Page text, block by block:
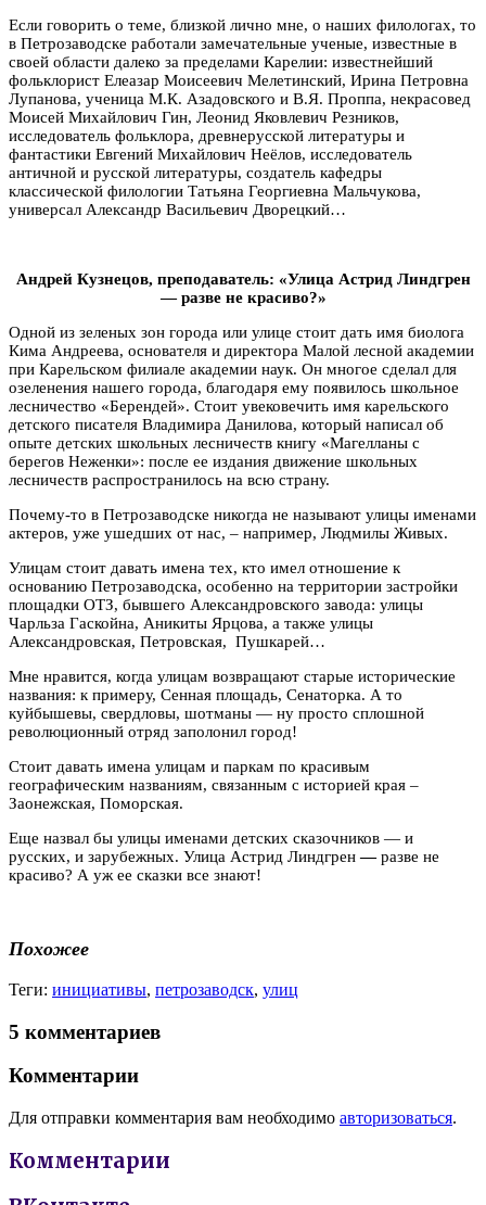
Если говорить о теме, близкой лично мне, о наших филологах, то
в Петрозаводске работали замечательные ученые, известные в
своей области далеко за пределами Карелии: известнейший
фольклорист Елеазар Моисеевич Мелетинский, Ирина Петровна
Лупанова, ученица М.К. Азадовского и В.Я. Проппа, некрасовед
Моисей Михайлович Гин, Леонид Яковлевич Резников,
исследователь фольклора, древнерусской литературы и
фантастики Евгений Михайлович Неёлов, исследователь
античной и русской литературы, создатель кафедры
классической филологии Татьяна Георгиевна Мальчукова,
универсал Александр Васильевич Дворецкий…
Андрей Кузнецов, преподаватель: «Улица Астрид Линдгрен
— разве не красиво?»
Одной из зеленых зон города или улице стоит дать имя биолога
Кима Андреева, основателя и директора Малой лесной академии
при Карельском филиале академии наук. Он многое сделал для
озеленения нашего города, благодаря ему появилось школьное
лесничество «Берендей». Стоит увековечить имя карельского
детского писателя Владимира Данилова, который написал об
опыте детских школьных лесничеств книгу «Магелланы с
берегов Неженки»: после ее издания движение школьных
лесничеств распространилось на всю страну.
Почему-то в Петрозаводске никогда не называют улицы именами
актеров, уже ушедших от нас, – например, Людмилы Живых.
Улицам стоит давать имена тех, кто имел отношение к
основанию Петрозаводска, особенно на территории застройки
площадки ОТЗ, бывшего Александровского завода: улицы
Чарльза Гаскойна, Аникиты Ярцова, а также улицы
Александровская, Петровская, Пушкарей…
Мне нравится, когда улицам возвращают старые исторические
названия: к примеру, Сенная площадь, Сенаторка. А то
куйбышевы, свердловы, шотманы — ну просто сплошной
революционный отряд заполонил город!
Стоит давать имена улицам и паркам по красивым
географическим названиям, связанным с историей края –
Заонежская, Поморская.
Еще назвал бы улицы именами детских сказочников — и
русских, и зарубежных. Улица Астрид Линдгрен—разве не
красиво? А уж ее сказки все знают!
Похожее
Теги: инициативы, петрозаводск, улиц
5 комментариев
Комментарии
Для отправки комментария вам необходимо авторизоваться.
Комментарии